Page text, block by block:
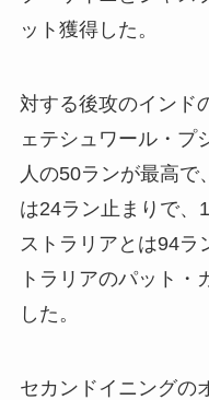
ット獲得した。
対する後攻のインド
ェテシュワール・プ
人の50ランが最高で
は24ラン止まりで、
ストラリアとは94ラ
トラリアのパット・
した。
セカンドイニングの